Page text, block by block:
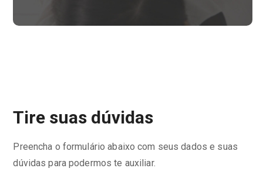
Tire suas dúvidas
Preencha o formulário abaixo com seus dados e suas
dúvidas para podermos te auxiliar.